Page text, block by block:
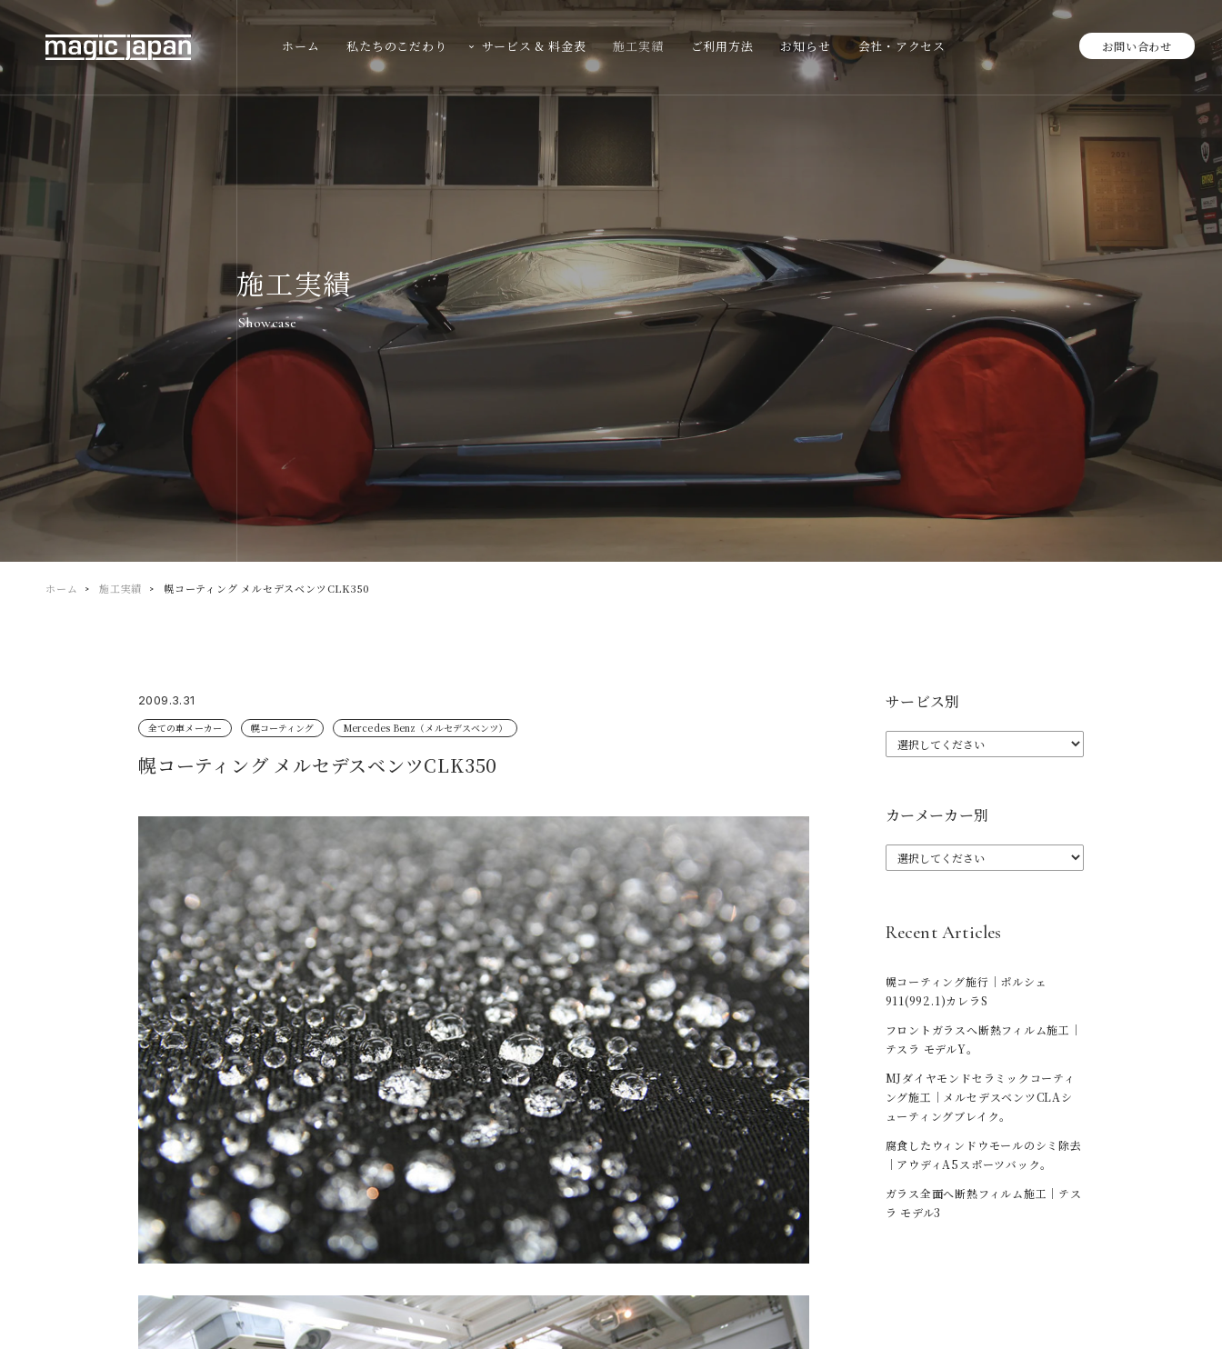
ホーム 私たちのこだわり サービス & 料金表 施工実績 ご利用方法 お知らせ 会社・アクセス お問い合わせ
施工実績
Showcase
ホーム 施工実績 幌コーティング メルセデスベンツCLK350
2009.3.31
全ての車メーカー 幌コーティング Mercedes Benz（メルセデスベンツ）
幌コーティング メルセデスベンツCLK350
サービス別
カーメーカー別
Recent Articles
幌コーティング施行｜ポルシェ
911(992.1)カレラS
フロントガラスへ断熱フィルム施工｜
テスラ モデルY。
MJダイヤモンドセラミックコーティ
ング施工｜メルセデスベンツCLAシ
ューティングブレイク。
腐食したウィンドウモールのシミ除去
｜アウディA5スポーツバック。
ガラス全面へ断熱フィルム施工｜テス
ラ モデル3